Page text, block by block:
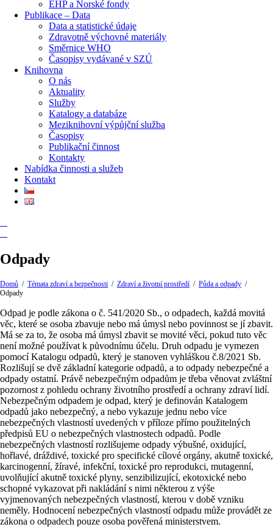
EHP a Norské fondy
Publikace – Data
Data a statistické údaje
Zdravotně výchovné materiály
Směrnice WHO
Časopisy vydávané v SZÚ
Knihovna
O nás
Aktuality
Služby
Katalogy a databáze
Meziknihovní výpůjční služba
Časopisy
Publikační činnost
Kontakty
Nabídka činnosti a služeb
Kontakt
Odpady
Domů / Témata zdraví a bezpečnosti / Zdraví a životní prostředí / Půda a odpady /
Odpady
Odpad je podle zákona o č. 541/2020 Sb., o odpadech, každá movitá
věc, které se osoba zbavuje nebo má úmysl nebo povinnost se jí zbavit.
Má se za to, že osoba má úmysl zbavit se movité věci, pokud tuto věc
není možné používat k původnímu účelu. Druh odpadu je vymezen
pomocí Katalogu odpadů, který je stanoven vyhláškou č.8/2021 Sb.
Rozlišují se dvě základní kategorie odpadů, a to odpady nebezpečné a
odpady ostatní. Právě nebezpečným odpadům je třeba věnovat zvláštní
pozornost z pohledu ochrany životního prostředí a ochrany zdraví lidí.
Nebezpečným odpadem je odpad, který je definován Katalogem
odpadů jako nebezpečný, a nebo vykazuje jednu nebo více
nebezpečných vlastností uvedených v příloze přímo použitelných
předpisů EU o nebezpečných vlastnostech odpadů. Podle
nebezpečných vlastností rozlišujeme odpady výbušné, oxidující,
hořlavé, dráždivé, toxické pro specifické cílové orgány, akutně toxické,
karcinogenní, žíravé, infekční, toxické pro reprodukci, mutagenní,
uvolňující akutně toxické plyny, senzibilizující, ekotoxické nebo
schopné vykazovat při nakládání s nimi některou z výše
vyjmenovaných nebezpečných vlastností, kterou v době vzniku
neměly. Hodnocení nebezpečných vlastností odpadu může provádět ze
zákona o odpadech pouze osoba pověřená ministerstvem.